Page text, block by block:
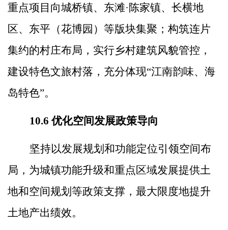
重点项目向城桥镇、东滩·陈家镇、长横地
区、东平（花博园）等版块集聚；构筑连片
集约的村庄布局，实行乡村建筑风貌管控，
建设特色文旅村落，充分体现“江南韵味、海
岛特色”。
10.6优化空间发展政策导向
坚持以发展规划和功能定位引领空间布
局，为城镇功能升级和重点区域发展提供土
地和空间规划等政策支撑，最大限度地提升
土地产出绩效。